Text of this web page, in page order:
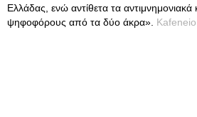
Ελλάδας, ενώ αντίθετα τα
ψηφοφόρους από τα δύο άκρα». Kafeneio